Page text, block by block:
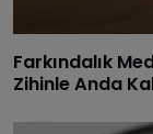
Farkındalık
Zihinle Anda